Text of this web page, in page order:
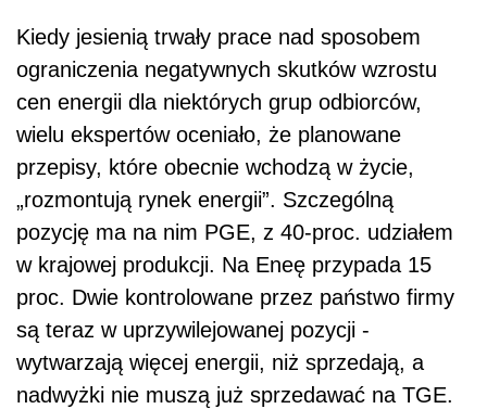
Kiedy jesienią trwały prace nad sposobem
ograniczenia negatywnych skutków wzrostu
cen energii dla niektórych grup odbiorców,
wielu ekspertów oceniało, że planowane
przepisy, które obecnie wchodzą w życie,
„rozmontują rynek energii”. Szczególną
pozycję ma na nim PGE, z 40-proc. udziałem
w krajowej produkcji. Na Eneę przypada 15
proc. Dwie kontrolowane przez państwo firmy
są teraz w uprzywilejowanej pozycji -
wytwarzają więcej energii, niż sprzedają, a
nadwyżki nie muszą już sprzedawać na TGE.